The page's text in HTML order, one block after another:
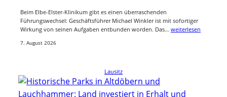
Beim Elbe-Elster-Klinikum gibt es einen überraschenden
Führungswechsel: Geschäftsführer Michael Winkler ist mit sofortiger
Wirkung von seinen Aufgaben entbunden worden. Das… weiterlesen
7. August 2026
Lausitz